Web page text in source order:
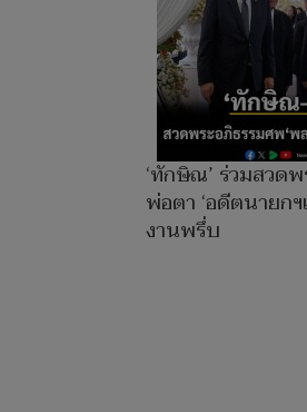
‘ทักษิณ’ ร่วมสวด
พ่อตา ‘อดีตนายก
งานพรึ่บ